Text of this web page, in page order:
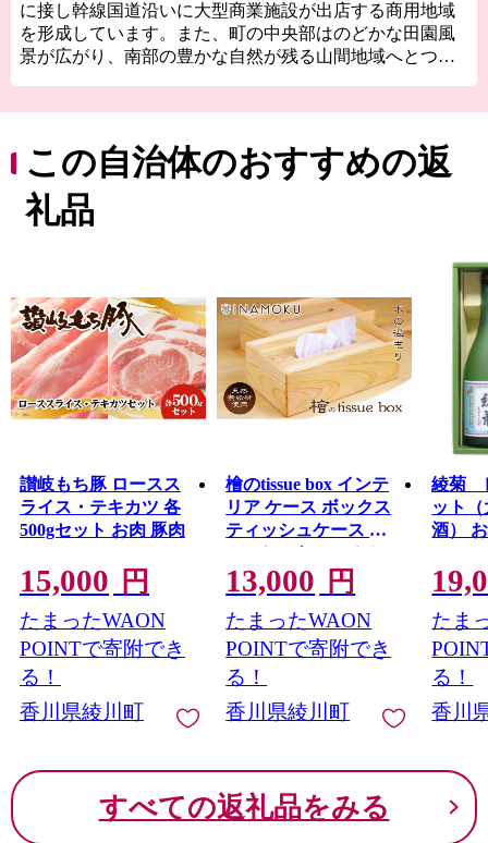
に接し幹線国道沿いに大型商業施設が出店する商用地域
を形成しています。また、町の中央部はのどかな田園風
景が広がり、南部の豊かな自然が残る山間地域へとつな
いいたします。
この自治体のおすすめの返
礼品
讃岐もち豚 ロースス
ライス・テキカツ 各
500gセット お肉 豚肉
15,000 円
たまったWAON
POINTで寄附でき
る！
香川県綾川町
檜のtissue box インテ
リア ケース ボックス
ティッシュケース テ
ィッシュケース シン
プル 高級感 天然無垢
材 木の温もり 入れ替
えスムーズ
13,000 円
たまったWAON
POINTで寄附でき
る！
香川県綾川町
綾菊
ット
酒）
たま
る！
香川
すべての返礼品をみる